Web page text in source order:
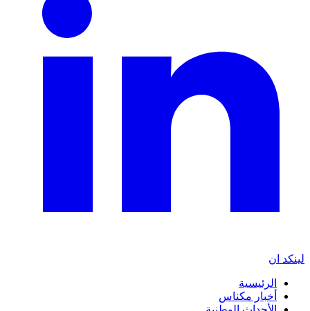
لينكد ان
الرئيسية
أخبار مكناس